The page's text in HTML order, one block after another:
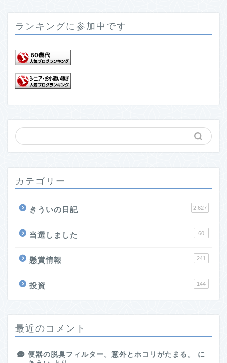
ランキングに参加中です
カテゴリー
きういの日記 2,627
当選しました 60
懸賞情報 241
投資 144
最近のコメント
便器の脱臭フィルター。意外とホコリがたまる。
に